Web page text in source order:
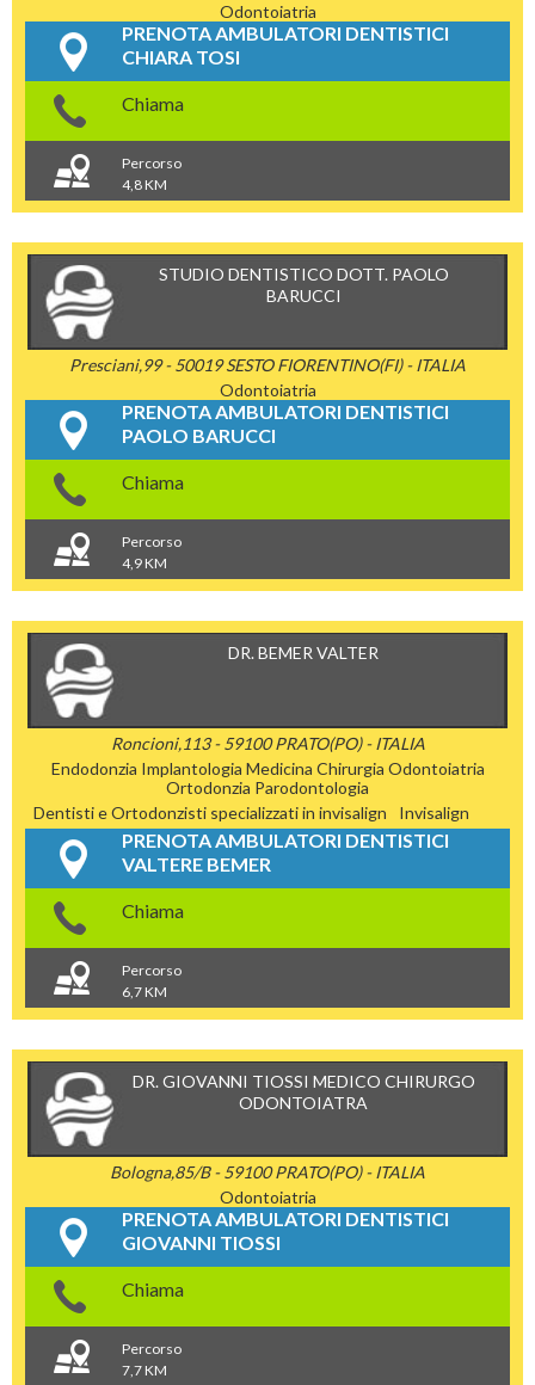
Odontoiatria
PRENOTA AMBULATORI DENTISTICI
CHIARA TOSI
Chiama
Percorso
4,8 KM
STUDIO DENTISTICO DOTT. PAOLO
BARUCCI
Presciani,99 - 50019 SESTO FIORENTINO(FI) - ITALIA
Odontoiatria
PRENOTA AMBULATORI DENTISTICI
PAOLO BARUCCI
Chiama
Percorso
4,9 KM
DR. BEMER VALTER
Roncioni,113 - 59100 PRATO(PO) - ITALIA
Endodonzia Implantologia Medicina Chirurgia Odontoiatria
Ortodonzia Parodontologia
Dentisti e Ortodonzisti specializzati in invisalign
Invisalign
PRENOTA AMBULATORI DENTISTICI
VALTERE BEMER
Chiama
Percorso
6,7 KM
DR. GIOVANNI TIOSSI MEDICO CHIRURGO
ODONTOIATRA
Bologna,85/B - 59100 PRATO(PO) - ITALIA
Odontoiatria
PRENOTA AMBULATORI DENTISTICI
GIOVANNI TIOSSI
Chiama
Percorso
7,7 KM